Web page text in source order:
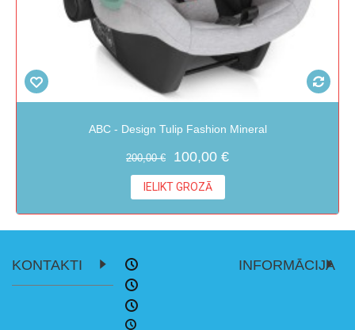
ABC - Design Tulip Fashion Mineral
200,00 € 100,00 €
IELIKT GROZĀ
KONTAKTI INFORMĀCIJA